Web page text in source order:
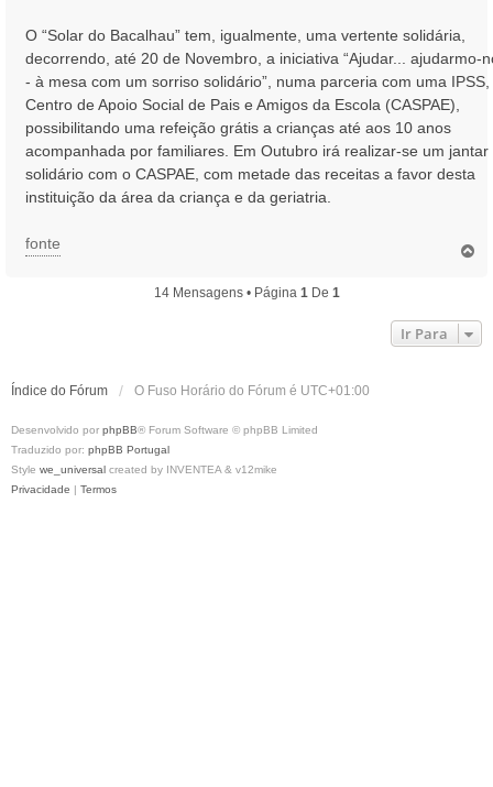
O “Solar do Bacalhau” tem, igualmente, uma vertente solidária,
decorrendo, até 20 de Novembro, a iniciativa “Ajudar... ajudarmo-
- à mesa com um sorriso solidário”, numa parceria com uma IPSS,
Centro de Apoio Social de Pais e Amigos da Escola (CASPAE),
possibilitando uma refeição grátis a crianças até aos 10 anos
acompanhada por familiares. Em Outubro irá realizar-se um jantar
solidário com o CASPAE, com metade das receitas a favor desta
instituição da área da criança e da geriatria.
fonte
14 Mensagens • Página 1De 1
Ir Para
Índice do Fórum O Fuso Horário do Fórum é UTC+01:00
Desenvolvido por phpBB® Forum Software © phpBB Limited
Traduzido por: phpBB Portugal
Style we_universal created by INVENTEA & v12mike
Privacidade | Termos